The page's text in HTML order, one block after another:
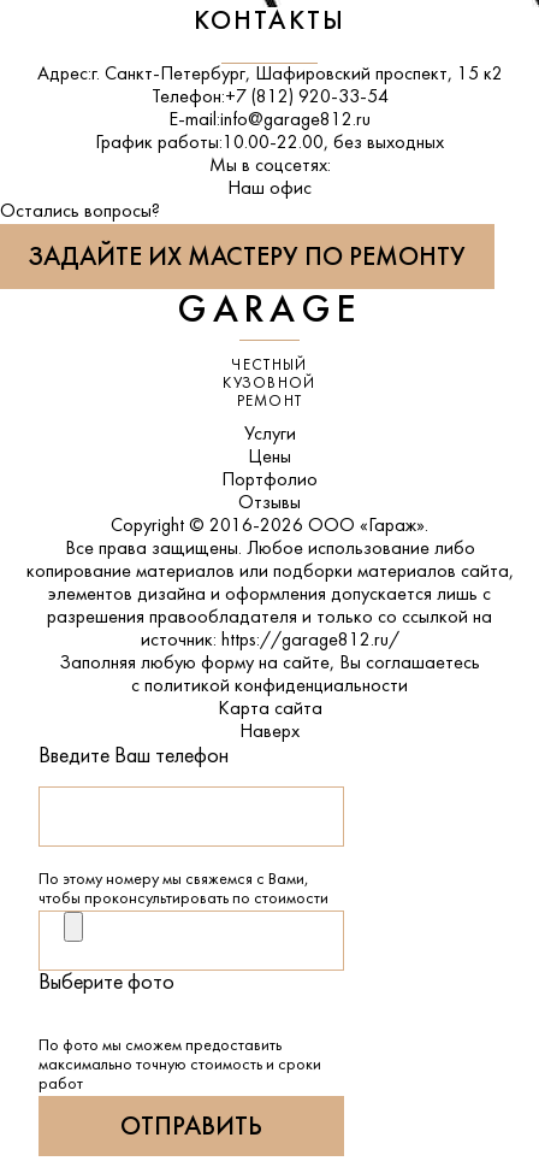
КОНТАКТЫ
Адрес:г. Санкт-Петербург, Шафировский проспект, 15 к2
Телефон:+7 (812) 920-33-54
E-mail:info@garage812.ru
График работы: 10.00-22.00, без выходных
Мы в соцсетях:
ВКонтакте
Наш офис
Остались вопросы?
ЗАДАЙТЕ ИХ МАСТЕРУ ПО РЕМОНТУ
GARAGE
ЧЕСТНЫЙ
КУЗОВНОЙ
РЕМОНТ
Услуги
Цены
Портфолио
Отзывы
Copyright © 2016-2026 ООО «Гараж».
Все права защищены. Любое использование либо
копирование материалов или подборки материалов сайта,
элементов дизайна и оформления допускается лишь с
разрешения правообладателя и только со ссылкой на
источник: https://garage812.ru/
Заполняя любую форму на сайте, Вы соглашаетесь
с политикой конфиденциальности
Карта сайта
Наверх
Введите Ваш телефон
По этому номеру мы свяжемся с Вами,
чтобы проконсультировать по стоимости
Выберите фото
По фото мы сможем предоставить
максимально точную стоимость и сроки
работ